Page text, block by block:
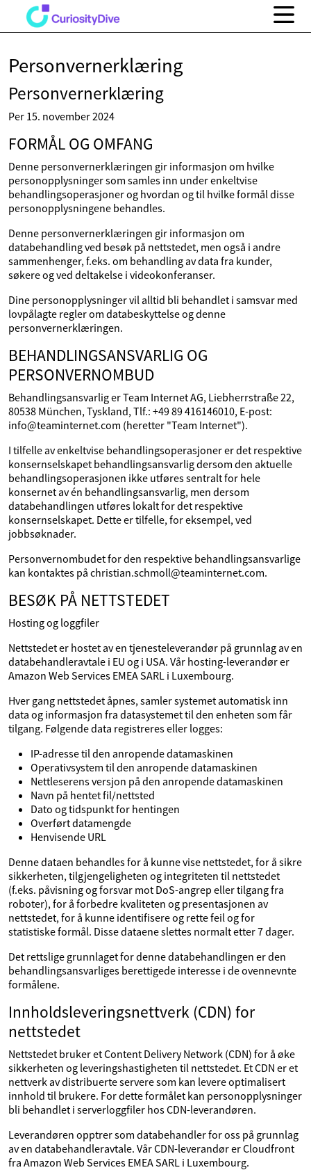
Personvernerklæring
Personvernerklæring
Per 15. november 2024
FORMÅL OG OMFANG
Denne personvernerklæringen gir informasjon om hvilke
personopplysninger som samles inn under enkeltvise
behandlingsoperasjoner og hvordan og til hvilke formål disse
personopplysningene behandles.
Denne personvernerklæringen gir informasjon om
databehandling ved besøk på nettstedet, men også i andre
sammenhenger, f.eks. om behandling av data fra kunder,
søkere og ved deltakelse i videokonferanser.
Dine personopplysninger vil alltid bli behandlet i samsvar med
lovpålagte regler om databeskyttelse og denne
personvernerklæringen.
BEHANDLINGSANSVARLIG OG
PERSONVERNOMBUD
Behandlingsansvarlig er Team Internet AG, Liebherrstraße 22,
80538 München, Tyskland, Tlf.: +49 89 416146010, E-post:
info@teaminternet.com (heretter "Team Internet").
I tilfelle av enkeltvise behandlingsoperasjoner er det respektive
konsernselskapet behandlingsansvarlig dersom den aktuelle
behandlingsoperasjonen ikke utføres sentralt for hele
konsernet av én behandlingsansvarlig, men dersom
databehandlingen utføres lokalt for det respektive
konsernselskapet. Dette er tilfelle, for eksempel, ved
jobbsøknader.
Personvernombudet for den respektive behandlingsansvarlige
kan kontaktes på christian.schmoll@teaminternet.com.
BESØK PÅ NETTSTEDET
Hosting og loggfiler
Nettstedet er hostet av en tjenesteleverandør på grunnlag av en
databehandleravtale i EU og i USA. Vår hosting-leverandør er
Amazon Web Services EMEA SARL i Luxembourg.
Hver gang nettstedet åpnes, samler systemet automatisk inn
data og informasjon fra datasystemet til den enheten som får
tilgang. Følgende data registreres eller logges:
IP-adresse til den anropende datamaskinen
Operativsystem til den anropende datamaskinen
Nettleserens versjon på den anropende datamaskinen
Navn på hentet fil/nettsted
Dato og tidspunkt for hentingen
Overført datamengde
Henvisende URL
Denne dataen behandles for å kunne vise nettstedet, for å sikre
sikkerheten, tilgjengeligheten og integriteten til nettstedet
(f.eks. påvisning og forsvar mot DoS-angrep eller tilgang fra
roboter), for å forbedre kvaliteten og presentasjonen av
nettstedet, for å kunne identifisere og rette feil og for
statistiske formål. Disse dataene slettes normalt etter 7 dager.
Det rettslige grunnlaget for denne databehandlingen er den
behandlingsansvarliges berettigede interesse i de ovennevnte
formålene.
Innholdsleveringsnettverk (CDN) for
nettstedet
Nettstedet bruker et Content Delivery Network (CDN) for å øke
sikkerheten og leveringshastigheten til nettstedet. Et CDN er et
nettverk av distribuerte servere som kan levere optimalisert
innhold til brukere. For dette formålet kan personopplysninger
bli behandlet i serverloggfiler hos CDN-leverandøren.
Leverandøren opptrer som databehandler for oss på grunnlag
av en databehandleravtale. Vår CDN-leverandør er Cloudfront
fra Amazon Web Services EMEA SARL i Luxembourg.